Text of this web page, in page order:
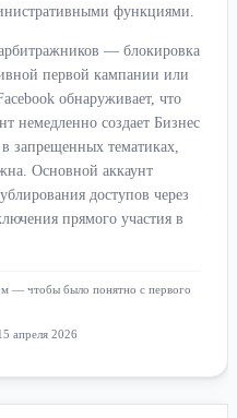
функциями.
— блокировка
первой кампании или
обнаруживает, что
немедленно создает Бизнес
запрещенных тематиках,
Основной аккаунт
доступов через
прямого участия в
— чтобы было понятно с первого
апреля 2026